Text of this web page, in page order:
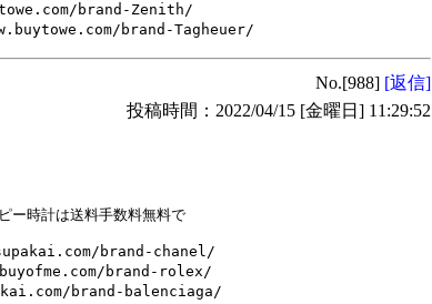
brand-Zenith/
brand-Tagheuer/
No.[988] [返信]
投稿時間：2022/04/15 [金曜日] 11:29:52
ー時計は送料手数料無料で
brand-chanel/
brand-rolex/
brand-balenciaga/